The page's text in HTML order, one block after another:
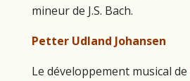
mineur de J.S. Bach.
Petter Udland Johansen
Le développement musical de